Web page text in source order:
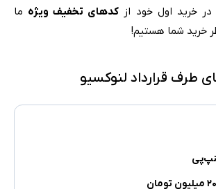
در خرید اول خود از کدهای تخفیف ویژه ما
خرید شما هستیم!
طرف قرارداد لنوکسیو